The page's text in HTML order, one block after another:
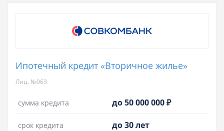
Ипотечный кредит «Вторичное жилье»
Лиц. №963
сумма кредита до 50 000 000 ₽
срок кредита до 30 лет